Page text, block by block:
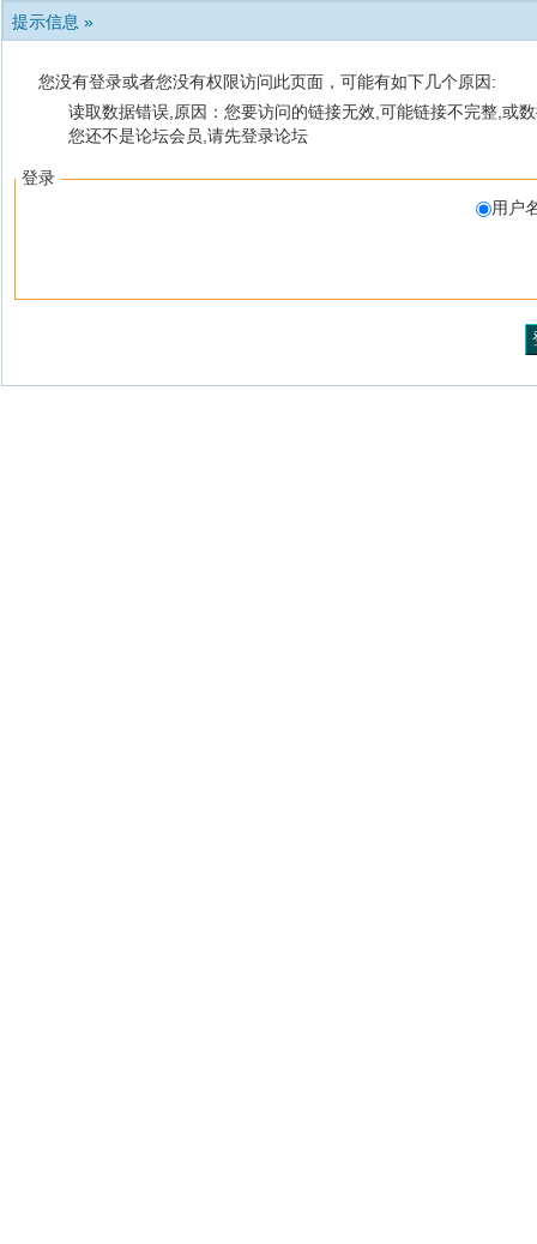
提示信息 »
您没有登录或者您没有权限访问此页面，可能有如下几个原因:
读取数据错误,原因：您要访问的链接无效,可能链接不完整,或
您还不是论坛会员,请先登录论坛
登录
用户